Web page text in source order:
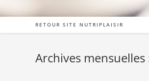
RETOUR SITE NUTRIPLAISIR
Archives